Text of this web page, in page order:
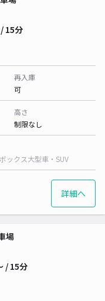
15分
再入庫
可
高さ
制限なし
ックス大型車・SUV
詳細へ
場
/ 15分